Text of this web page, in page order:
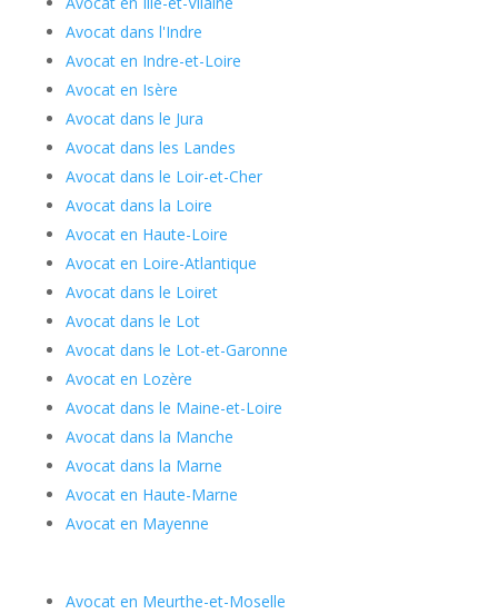
Avocat dans l'Indre
Avocat en Indre-et-Loire
Avocat en Isère
Avocat dans le Jura
Avocat dans les Landes
Avocat dans le Loir-et-Cher
Avocat dans la Loire
Avocat en Haute-Loire
Avocat en Loire-Atlantique
Avocat dans le Loiret
Avocat dans le Lot
Avocat dans le Lot-et-Garonne
Avocat en Lozère
Avocat dans le Maine-et-Loire
Avocat dans la Manche
Avocat dans la Marne
Avocat en Haute-Marne
Avocat en Mayenne
Avocat en Meurthe-et-Moselle